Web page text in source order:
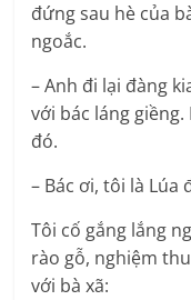
đứng sau hè của
ngoắc.
– Anh đi lại đàng
với bác láng
đó.
– Bác ơi, tôi là Lúa
Tôi cố gắng lắng
rào gỗ, nghiệm
với bà xã: